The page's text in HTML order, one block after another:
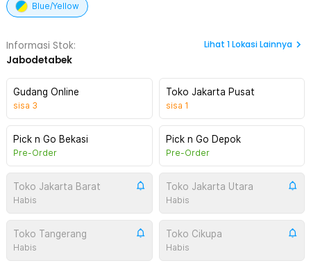
Blue/Yellow
Informasi Stok:
Jabodetabek
Lihat 1Lokasi Lainnya
Gudang Online
sisa 3
Toko Jakarta Pusat
sisa 1
Pick n Go Bekasi
Pre-Order
Pick n Go Depok
Pre-Order
Toko Jakarta Barat
Habis
Toko Jakarta Utara
Habis
Toko Tangerang
Habis
Toko Cikupa
Habis